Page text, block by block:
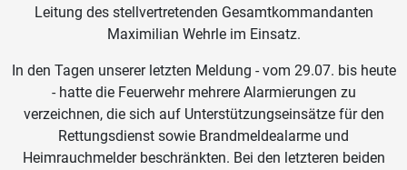
Leitung des stellvertretenden Gesamtkommandanten
Maximilian Wehrle im Einsatz.
In den Tagen unserer letzten Meldung - vom 29.07. bis heute
- hatte die Feuerwehr mehrere Alarmierungen zu
verzeichnen, die sich auf Unterstützungseinsätze für den
Rettungsdienst sowie Brandmeldealarme und
Heimrauchmelder beschränkten. Bei den letzteren beiden